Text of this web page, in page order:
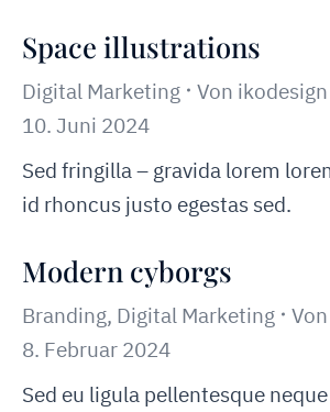
Space illustrations
Digital Marketing Von ikodesign
10. Juni 2024
Sed fringilla – gravida lorem
id rhoncus justo egestas sed.
Modern cyborgs
Branding, Digital Marketing Von
8. Februar 2024
Sed eu ligula pellentesque